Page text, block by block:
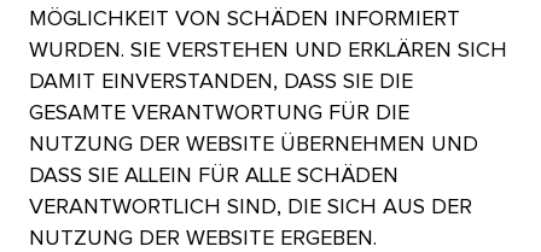
MÖGLICHKEIT VON SCHÄDEN INFORMIERT
WURDEN. SIE VERSTEHEN UND ERKLÄREN SICH
DAMIT EINVERSTANDEN, DASS SIE DIE
GESAMTE VERANTWORTUNG FÜR DIE
NUTZUNG DER WEBSITE ÜBERNEHMEN UND
DASS SIE ALLEIN FÜR ALLE SCHÄDEN
VERANTWORTLICH SIND, DIE SICH AUS DER
NUTZUNG DER WEBSITE ERGEBEN.